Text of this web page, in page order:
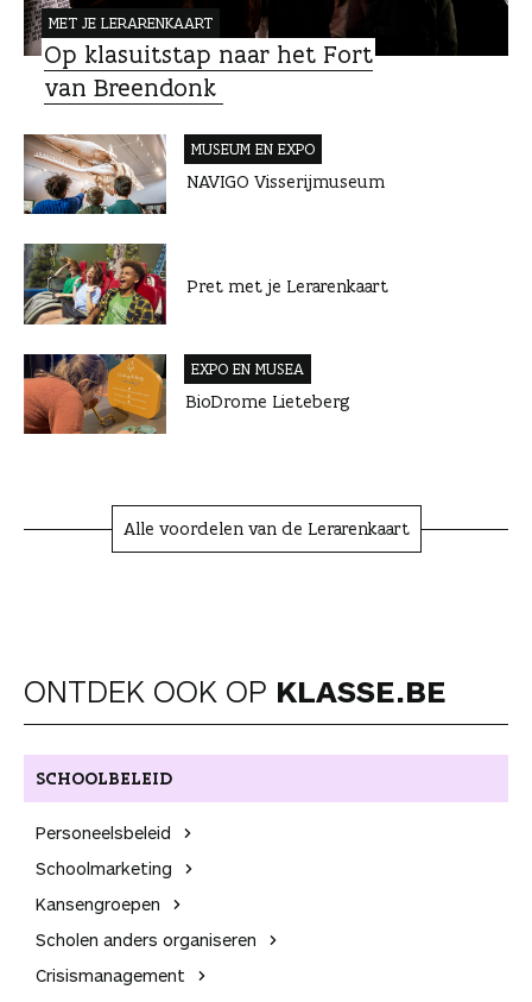
r
t
MET JE LERARENKAART
Op klasuitstap naar het Fort
van Breendonk
MUSEUM EN EXPO
NAVIGO Visserijmuseum
Pret met je Lerarenkaart
EXPO EN MUSEA
BioDrome Lieteberg
Alle voordelen van de Lerarenkaart
ONTDEK OOK OP KLASSE.BE
SCHOOL­BELEID
Personeels­beleid
School­marketing
Kansen­groepen
Scholen anders organiseren
Crisis­management